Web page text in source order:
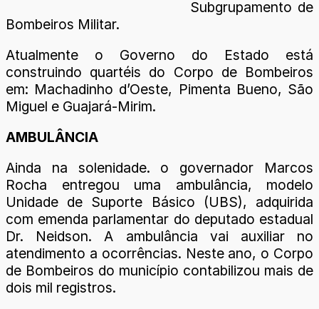
Subgrupamento de
Bombeiros Militar.
Atualmente o Governo do Estado está
construindo quartéis do Corpo de Bombeiros
em: Machadinho d’Oeste, Pimenta Bueno, São
Miguel e Guajará-Mirim.
AMBULÂNCIA
Ainda na solenidade. o governador Marcos
Rocha entregou uma ambulância, modelo
Unidade de Suporte Básico (UBS), adquirida
com emenda parlamentar do deputado estadual
Dr. Neidson. A ambulância vai auxiliar no
atendimento a ocorrências. Neste ano, o Corpo
de Bombeiros do município contabilizou mais de
dois mil registros.